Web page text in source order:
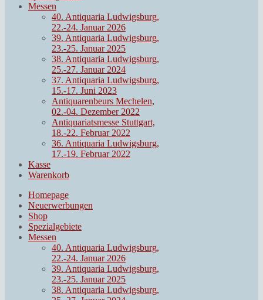
Messen
40. Antiquaria Ludwigsburg,
22.-24. Januar 2026
39. Antiquaria Ludwigsburg,
23.-25. Januar 2025
38. Antiquaria Ludwigsburg,
25.-27. Januar 2024
37. Antiquaria Ludwigsburg,
15.-17. Juni 2023
Antiquarenbeurs Mechelen,
02.-04. Dezember 2022
Antiquariatsmesse Stuttgart,
18.-22. Februar 2022
36. Antiquaria Ludwigsburg,
17.-19. Februar 2022
Kasse
Warenkorb
Homepage
Neuerwerbungen
Shop
Spezialgebiete
Messen
40. Antiquaria Ludwigsburg,
22.-24. Januar 2026
39. Antiquaria Ludwigsburg,
23.-25. Januar 2025
38. Antiquaria Ludwigsburg,